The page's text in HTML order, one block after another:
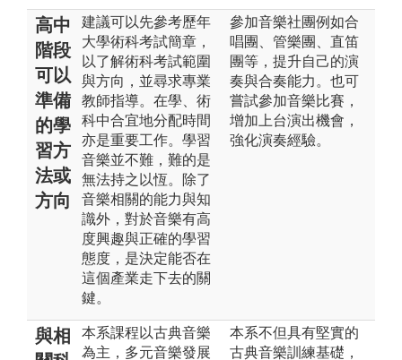
高中
階段
可以
準備
的學
習方
法或
方向
建議可以先參考歷年
大學術科考試簡章，
以了解術科考試範圍
與方向，並尋求專業
教師指導。在學、術
科中合宜地分配時間
亦是重要工作。學習
音樂並不難，難的是
無法持之以恆。除了
音樂相關的能力與知
識外，對於音樂有高
度興趣與正確的學習
態度，是決定能否在
這個產業走下去的關
鍵。
參加音樂社團例如合
唱團、管樂團、直笛
團等，提升自己的演
奏與合奏能力。也可
嘗試參加音樂比賽，
增加上台演出機會，
強化演奏經驗。
與相
本系課程以古典音樂
為主，多元音樂發展
本系不但具有堅實的
古典音樂訓練基礎，